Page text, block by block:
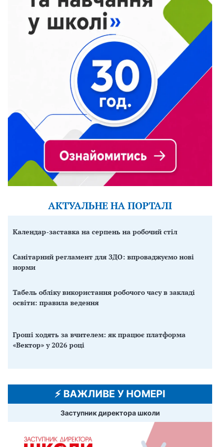
АКТУАЛЬНЕ НА ПОРТАЛІ
Календар-заставка на серпень на робочий стіл
Санітарний регламент для ЗДО: впроваджуємо нові
норми
Табель обліку використання робочого часу в закладі
освіти: правила ведення
Гроші ходять за вчителем: як працює платформа
«Вектор» у 2026 році
⚡️ ВАЖЛИВЕ У НОМЕРІ
Заступник директора школи